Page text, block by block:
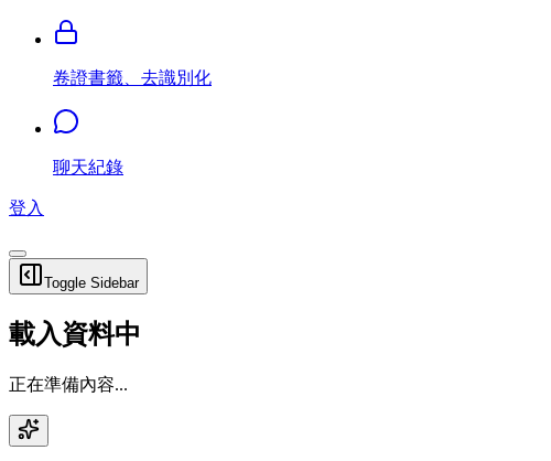
卷證書籤、去識別化
聊天紀錄
登入
Toggle Sidebar
載入資料中
正在準備內容...